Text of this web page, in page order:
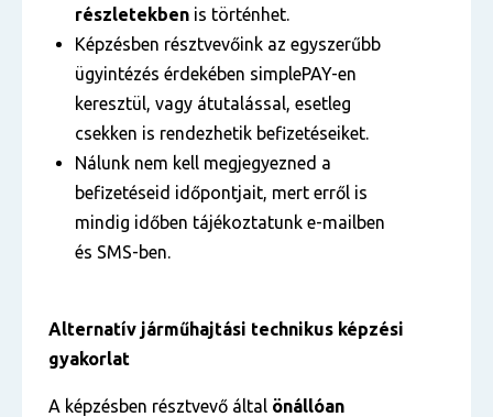
részletekben is történhet.
Képzésben résztvevőink az egyszerűbb
ügyintézés érdekében simplePAY-en
keresztül, vagy átutalással, esetleg
csekken is rendezhetik befizetéseiket.
Nálunk nem kell megjegyezned a
befizetéseid időpontjait, mert erről is
mindig időben tájékoztatunk e-mailben
és SMS-ben.
Alternatív járműhajtási technikus képzési
gyakorlat
A képzésben résztvevő által önállóan